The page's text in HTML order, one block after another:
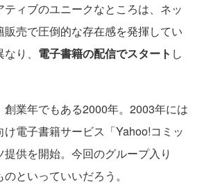
ィブのユニークなところは、ネッ
販売で圧倒的な存在感を発揮してい
り、 電子書籍の配信でスタート し
業年でもある2000年。2003年には
電子書籍サービス「Yahoo!コミッ
供を開始。今回のグループ入り
といっていいだろう。